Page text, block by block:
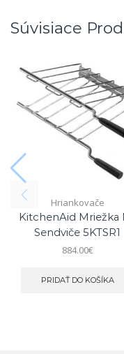
Súvisiace
Hriankovače
KitchenAid Mriežka
Sendviče 5KTSR1
884.00€
PRIDAŤ DO KOŠÍKA